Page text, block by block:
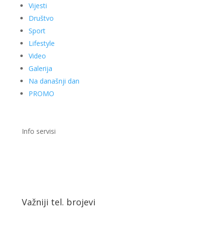
Vijesti
Društvo
Sport
Lifestyle
Video
Galerija
Na današnji dan
PROMO
Info servisi
Važniji tel. brojevi